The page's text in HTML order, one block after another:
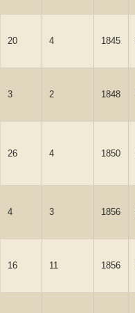
20 4 1845
3 2 1848
26 4 1850
4 3 1856
16 11 1856